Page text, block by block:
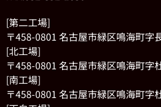
[第二工場]
〒458-0801 名古屋市緑区鳴海町字
[北工場]
〒458-0801 名古屋市緑区鳴海町字
[南工場]
〒458-0801 名古屋市緑区鳴海町字